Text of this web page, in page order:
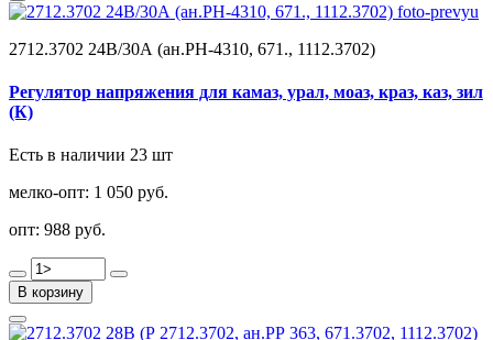
2712.3702 24В/30А (ан.РН-4310, 671., 1112.3702)
Регулятор напряжения для камаз, урал, моаз, краз, каз, зил
(К)
Есть в наличии 23 шт
мелко-опт: 1 050 руб.
опт: 988 руб.
В корзину